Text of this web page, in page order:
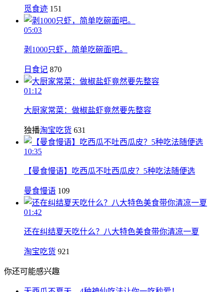
觅食迹 151
05:03
剥1000只虾，简单吃碗面吧。
日食记 870
01:12
大厨家常菜：做椒盐虾竟然要先整容
独播淘宝吃货 631
10:35
【曼食慢语】吃西瓜不吐西瓜皮？5种吃法随便选
曼食慢语 109
01:42
还在纠结夏天吃什么？八大特色美食带你清凉一夏
淘宝吃货 921
你还可能感兴趣